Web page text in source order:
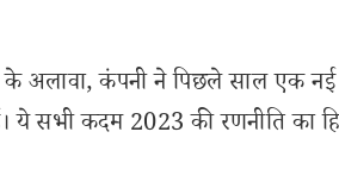
अलावा, कंपनी ने पिछले साल एक नई
सभी कदम 2023 की रणनीति का